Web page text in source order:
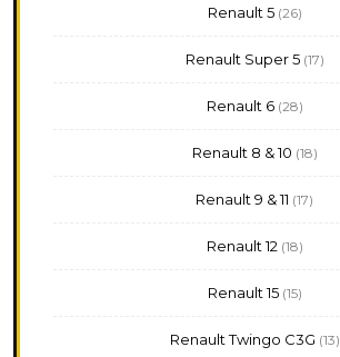
Renault 5 2626
Renault Super 5 1717
Renault 6 2828
Renault 8 & 10 1818
Renault 9 & 11 1717
Renault 12 1818
Renault 15 1515
Renault Twingo C3G 1313